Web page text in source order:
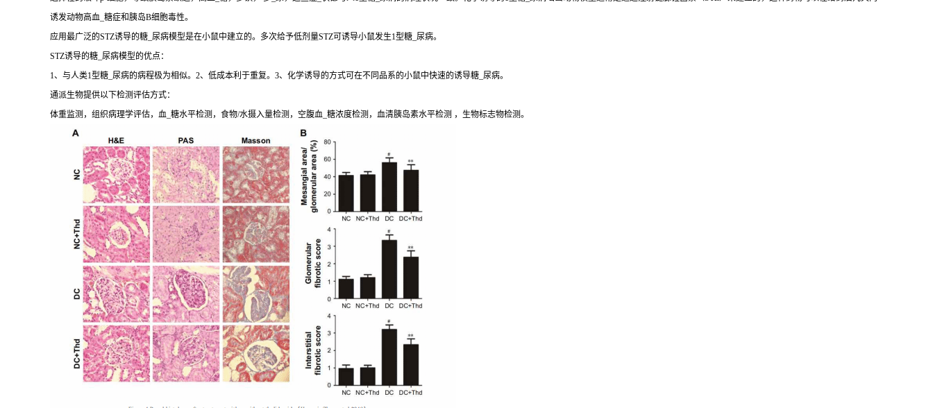
诱发动物高血_糖症和胰岛B细胞毒性。
应用最广泛的STZ诱导的糖_尿病模型是在小鼠中建立的。多次给予低剂量STZ可诱导小鼠发生1型糖_尿病。
STZ诱导的糖_尿病模型的优点：
1、与人类1型糖_尿病的病程极为相似。2、低成本利于重复。3、化学诱导的方式可在不同品系的小鼠中快速的诱导糖_尿病。
通派生物提供以下检测评估方式：
体重监测，组织病理学评估，血_糖水平检测，食物/水摄入量检测，空腹血_糖浓度检测，血清胰岛素水平检测 ，生物标志物检测。